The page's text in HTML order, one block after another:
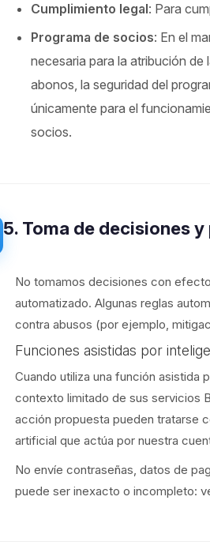
Cumplimiento legal: Para
Programa de socios: En el
necesaria para la atribución
abonos, la seguridad del
únicamente para el
socios.
5. Toma de decisiones
No tomamos decisiones con
automatizado. Algunas reglas
contra abusos (por ejemplo,
Funciones asistidas por
Cuando utiliza una función asistida
contexto limitado de sus servicios
acción propuesta pueden tratarse
artificial que actúa por nuestra
No envíe contraseñas, datos de
puede ser inexacto o incompleto: